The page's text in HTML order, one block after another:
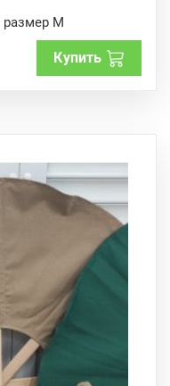
M
Купить